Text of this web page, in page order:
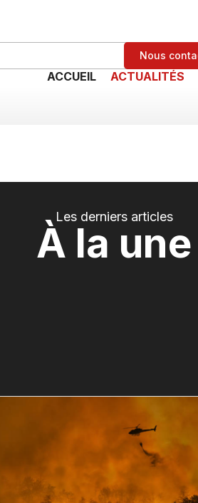
Nous
ACCUEIL ACTUALITÉS
Les derniers articles
À la une